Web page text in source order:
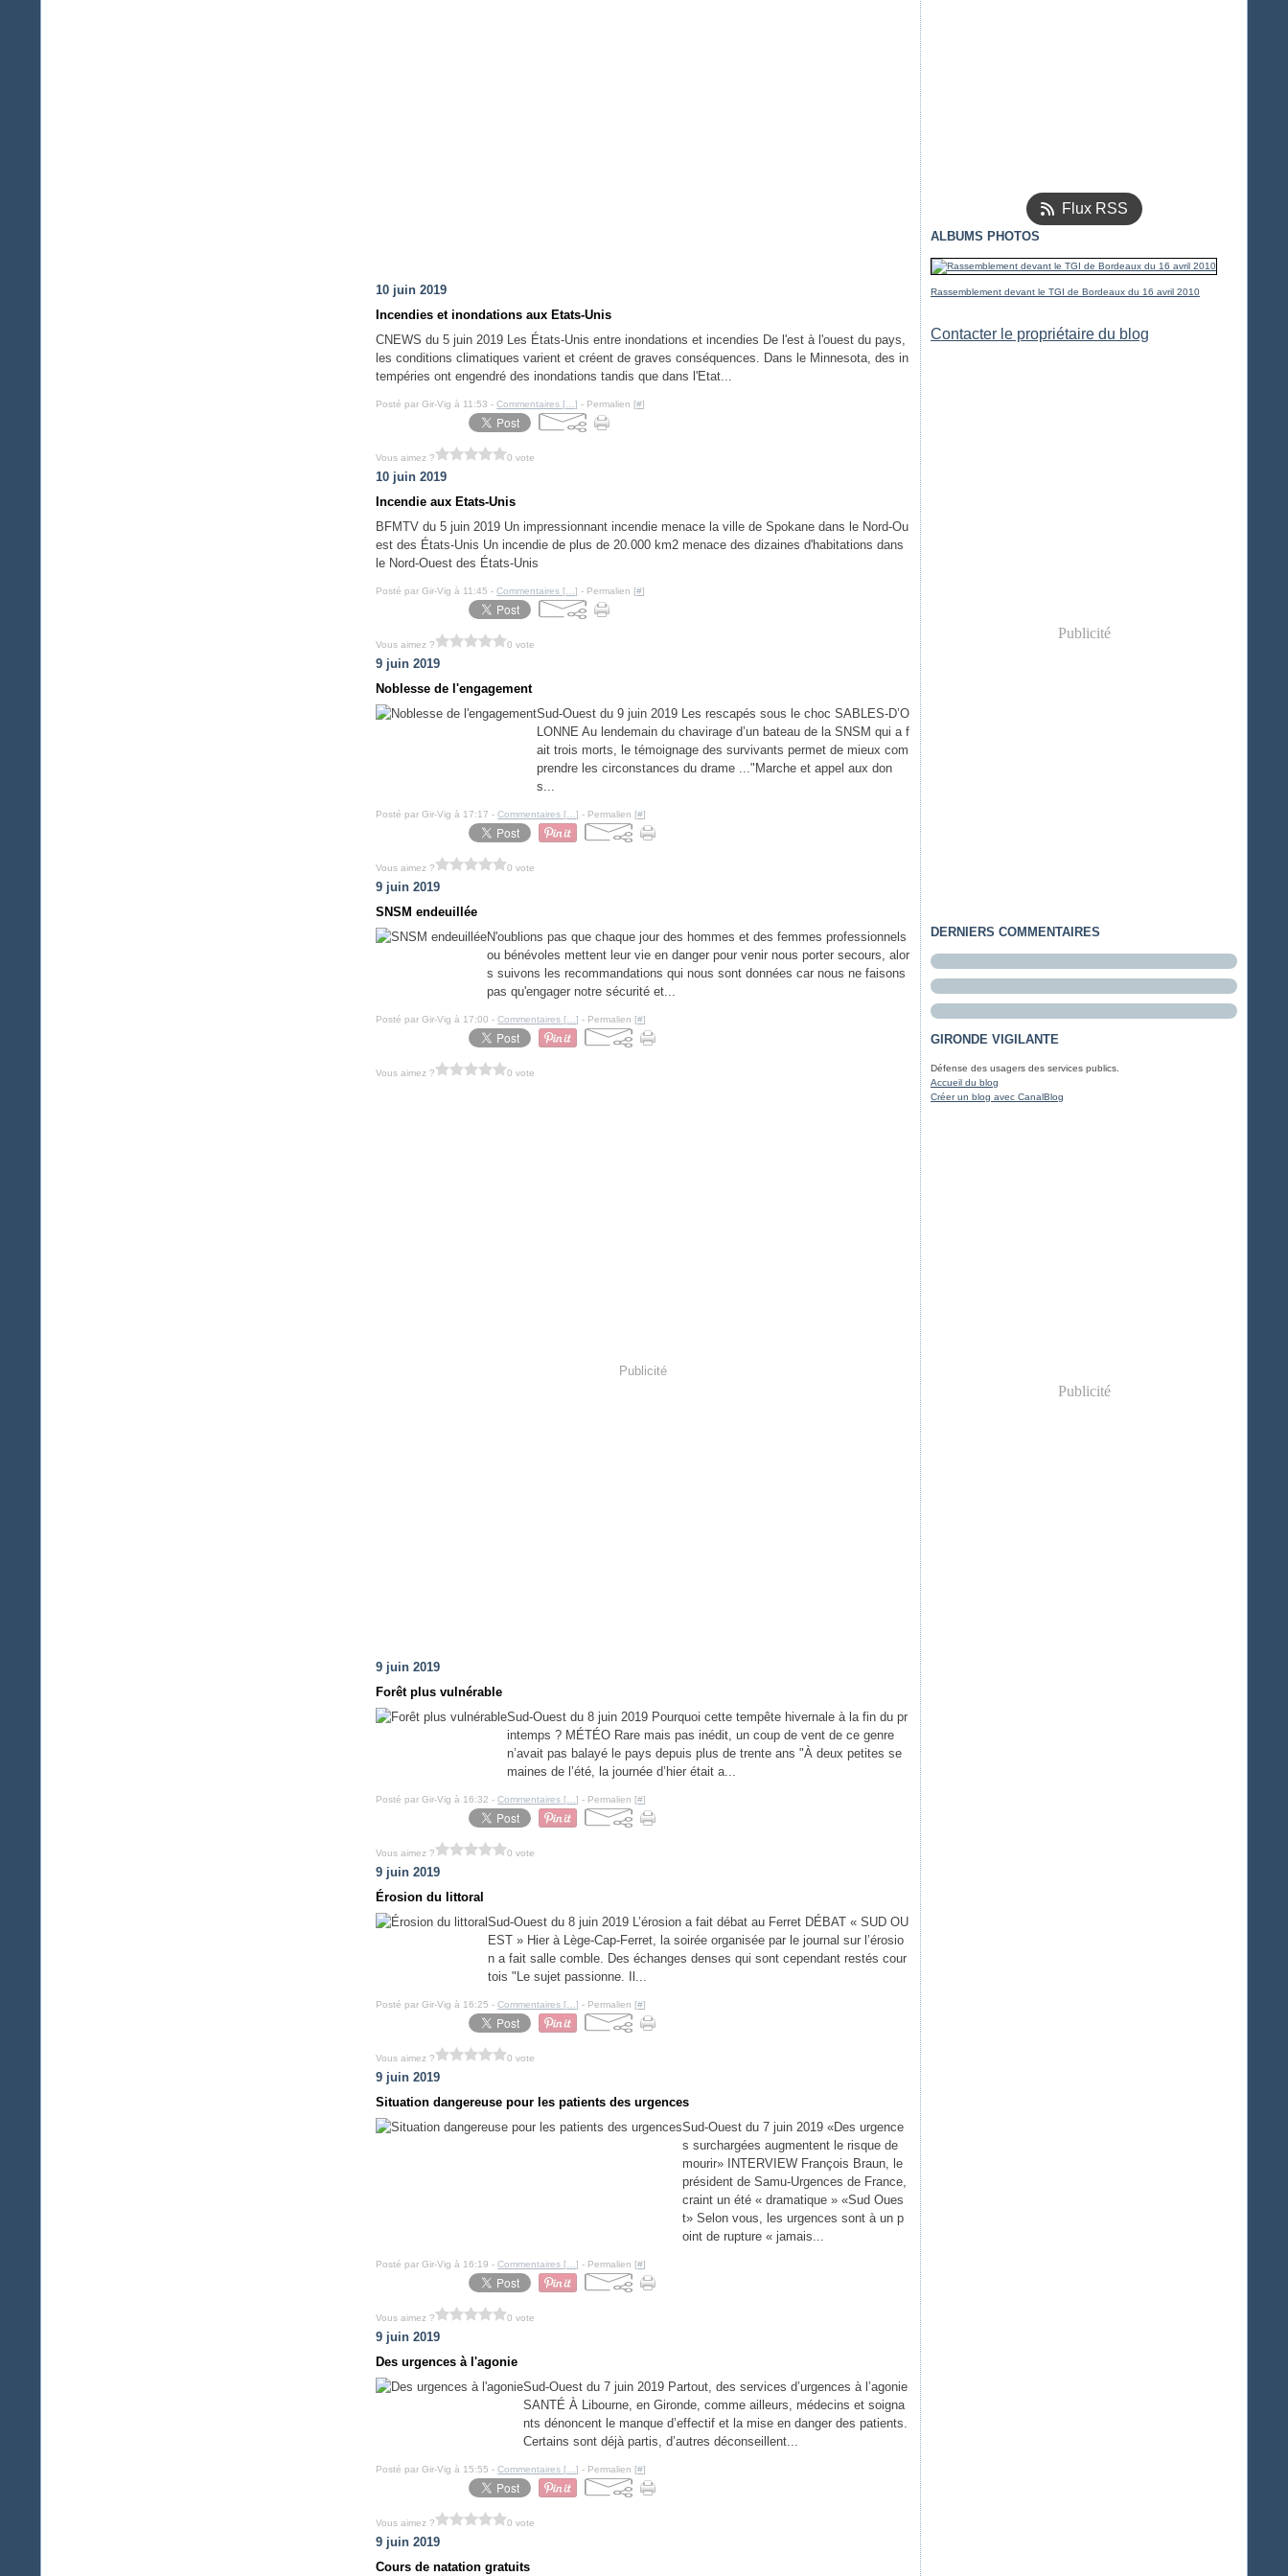
10 juin 2019
Incendies et inondations aux Etats-Unis
CNEWS du 5 juin 2019 Les États-Unis entre inondations et incendies De l'est à l'ouest du pays,
les conditions climatiques varient et créent de graves conséquences. Dans le Minnesota, des in
tempéries ont engendré des inondations tandis que dans l'Etat...
Posté par Gir-Vig à 11:53 -Commentaires [ …] - Permalien [#]
Vous aimez ? 0 vote
10 juin 2019
Incendie aux Etats-Unis
BFMTV du 5 juin 2019 Un impressionnant incendie menace la ville de Spokane dans le Nord-Ou
est des États-Unis Un incendie de plus de 20.000 km2 menace des dizaines d'habitations dans
le Nord-Ouest des États-Unis
Posté par Gir-Vig à 11:45 -Commentaires [ …] - Permalien [#]
Vous aimez ? 0 vote
9 juin 2019
Noblesse de l'engagement
Sud-Ouest du 9 juin 2019 Les rescapés sous le choc SABLES-D’O
LONNE Au lendemain du chavirage d’un bateau de la SNSM qui a f
ait trois morts, le témoignage des survivants permet de mieux com
prendre les circonstances du drame ..."Marche et appel aux don
s...
Posté par Gir-Vig à 17:17 -Commentaires [ …] - Permalien [#]
Vous aimez ? 0 vote
9 juin 2019
SNSM endeuillée
N'oublions pas que chaque jour des hommes et des femmes professionnels
ou bénévoles mettent leur vie en danger pour venir nous porter secours, alor
s suivons les recommandations qui nous sont données car nous ne faisons
pas qu'engager notre sécurité et...
Posté par Gir-Vig à 17:00 -Commentaires [ …] - Permalien [#]
Vous aimez ? 0 vote
Publicité
9 juin 2019
Forêt plus vulnérable
Sud-Ouest du 8 juin 2019 Pourquoi cette tempête hivernale à la fin du pr
intemps ? MÉTÉO Rare mais pas inédit, un coup de vent de ce genre
n’avait pas balayé le pays depuis plus de trente ans "À deux petites se
maines de l’été, la journée d’hier était a...
Posté par Gir-Vig à 16:32 -Commentaires [ …] - Permalien [#]
Vous aimez ? 0 vote
9 juin 2019
Érosion du littoral
Sud-Ouest du 8 juin 2019 L’érosion a fait débat au Ferret DÉBAT « SUD OU
EST » Hier à Lège-Cap-Ferret, la soirée organisée par le journal sur l’érosio
n a fait salle comble. Des échanges denses qui sont cependant restés cour
tois "Le sujet passionne. Il...
Posté par Gir-Vig à 16:25 -Commentaires [ …] - Permalien [#]
Vous aimez ? 0 vote
9 juin 2019
Situation dangereuse pour les patients des urgences
Sud-Ouest du 7 juin 2019 «Des urgence
s surchargées augmentent le risque de
mourir» INTERVIEW François Braun, le
président de Samu-Urgences de France,
craint un été « dramatique » «Sud Oues
t» Selon vous, les urgences sont à un p
oint de rupture « jamais...
Posté par Gir-Vig à 16:19 -Commentaires [ …] - Permalien [#]
Vous aimez ? 0 vote
9 juin 2019
Des urgences à l'agonie
Sud-Ouest du 7 juin 2019 Partout, des services d’urgences à l’agonie
SANTÉ À Libourne, en Gironde, comme ailleurs, médecins et soigna
nts dénoncent le manque d’effectif et la mise en danger des patients.
Certains sont déjà partis, d’autres déconseillent...
Posté par Gir-Vig à 15:55 -Commentaires [ …] - Permalien [#]
Vous aimez ? 0 vote
9 juin 2019
Cours de natation gratuits
Flux RSS
ALBUMS PHOTOS
Rassemblement devant le TGI de Bordeaux du 16 avril 2010
Contacter le propriétaire du blog
Publicité
DERNIERS COMMENTAIRES
GIRONDE VIGILANTE
Défense des usagers des services publics.
Accueil du blog
Créer un blog avec CanalBlog
Publicité